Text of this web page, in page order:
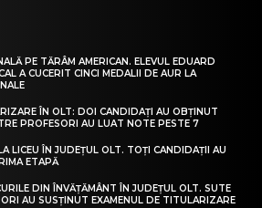
PE TĂRÂM AMERICAN. ELEVUL EDUARD
A CUCERIT CINCI MEDALII DE AUR LA
ÎN OLT: DOI CANDIDAȚI AU OBȚINUT
PROFESORI AU LUAT NOTE PESTE 7
LICEU ÎN JUDEȚUL OLT. TOȚI CANDIDAȚII AU
ETAPĂ
DIN ÎNVĂȚĂMÂNT ÎN JUDEȚUL OLT. SUTE
AU SUSȚINUT EXAMENUL DE TITULARIZARE